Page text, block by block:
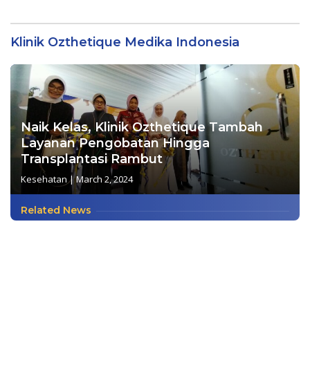
Klinik Ozthetique Medika Indonesia
Naik Kelas, Klinik Ozthetique Tambah
Layanan Pengobatan Hingga
Transplantasi Rambut
Kesehatan|March 2, 2024
Related News